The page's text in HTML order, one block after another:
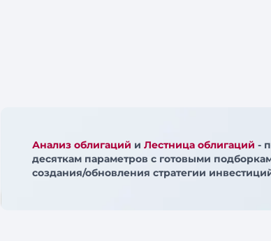
Анализ облигаций и Лестница облигаций -
десяткам параметров с готовыми
создания/обновления стратегии